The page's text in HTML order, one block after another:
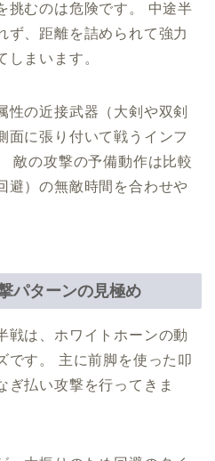
挑むのは危険です。 中途半
ず、距離を詰められて強力
しまいます。
性の近接武器（大剣や双剣
面に張り付いて戦うインフ
敵の攻撃の予備動作は比較
避）の無敵時間を合わせや
パターンの見極め
戦は、ホワイトホーンの動
です。 主に前脚を使った叩
ぎ払い攻撃を行ってきま